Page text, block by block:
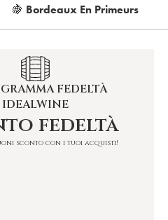
🍇 Bordeaux En Primeurs
FEDELTÀ
IDEALWINE
fedeltà
sconto con i tuoi acquisti!